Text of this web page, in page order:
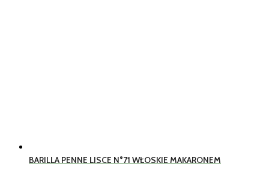
BARILLA PENNE LISCE N°71 WŁOSKIE MAKARONEM